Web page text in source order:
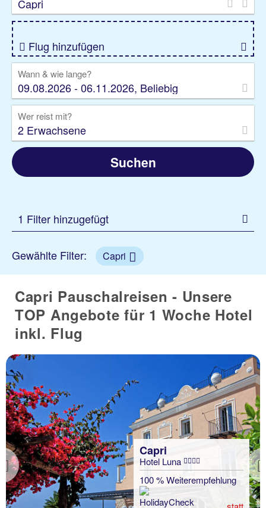
Gruppenreise
Camper Privattransfer
Flug hinzufügen
Wann & wie lange?
09.08.2026 - 06.11.2026, Beliebig
Wer reist mit?
2 Erwachsene
Suchen
1 Filter hinzugefügt
Gewählte Filter: Capri
Capri Pauschalreisen - Unsere
TOP Angebote für 1 Woche Hotel
inkl. Flug
Previous
Capri
Hotel Luna
100 % Weiterempfehlung